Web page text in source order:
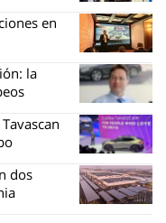
en
la
dos